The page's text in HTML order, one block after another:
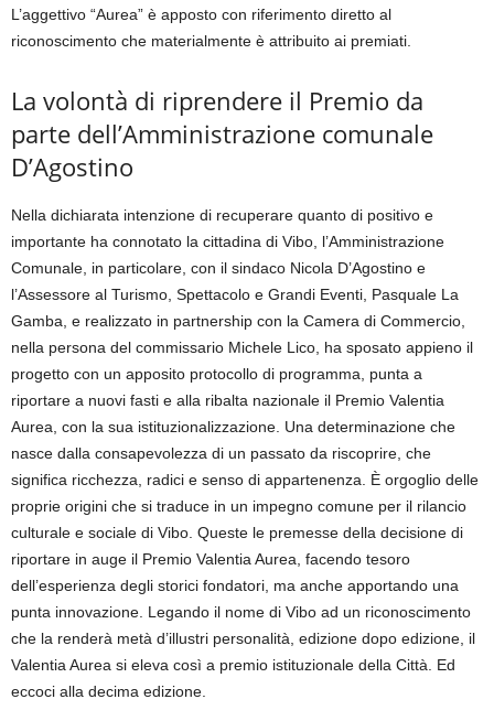
L’aggettivo “Aurea” è apposto con riferimento diretto al
riconoscimento che materialmente è attribuito ai premiati.
La volontà di riprendere il Premio da
parte dell’Amministrazione comunale
D’Agostino
Nella dichiarata intenzione di recuperare quanto di positivo e
importante ha connotato la cittadina di Vibo, l’Amministrazione
Comunale, in particolare, con il sindaco Nicola D’Agostino e
l’Assessore al Turismo, Spettacolo e Grandi Eventi, Pasquale La
Gamba, e realizzato in partnership con la Camera di Commercio,
nella persona del commissario Michele Lico, ha sposato appieno il
progetto con un apposito protocollo di programma, punta a
riportare a nuovi fasti e alla ribalta nazionale il Premio Valentia
Aurea, con la sua istituzionalizzazione. Una determinazione che
nasce dalla consapevolezza di un passato da riscoprire, che
significa ricchezza, radici e senso di appartenenza. È orgoglio delle
proprie origini che si traduce in un impegno comune per il rilancio
culturale e sociale di Vibo. Queste le premesse della decisione di
riportare in auge il Premio Valentia Aurea, facendo tesoro
dell’esperienza degli storici fondatori, ma anche apportando una
punta innovazione. Legando il nome di Vibo ad un riconoscimento
che la renderà metà d’illustri personalità, edizione dopo edizione, il
Valentia Aurea si eleva così a premio istituzionale della Città. Ed
eccoci alla decima edizione.